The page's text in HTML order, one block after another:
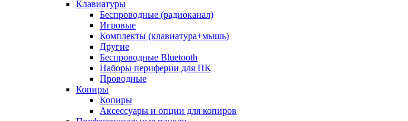
Клавиатуры
Беспроводные (радиоканал)
Игровые
Комплекты (клавиатура+мышь)
Другие
Беспроводные Bluetooth
Наборы периферии для ПК
Проводные
Копиры
Копиры
Аксессуары и опции для копиров